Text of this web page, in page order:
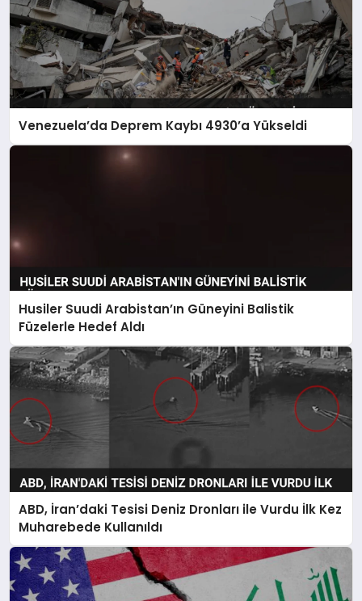
Venezuela’da Deprem Kaybı 4930’a Yükseldi
Husiler Suudi Arabistan’ın Güneyini Balistik
Füzelerle Hedef Aldı
ABD, İran’daki Tesisi Deniz Dronları ile Vurdu İlk Kez
Muharebede Kullanıldı